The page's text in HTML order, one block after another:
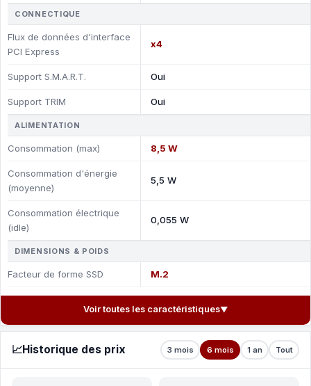
CONNECTIQUE
Flux de données d'interface
PCI Express
x4
Support S.M.A.R.T. Oui
Support TRIM Oui
ALIMENTATION
Consommation (max) 8,5 W
Consommation d'énergie
(moyenne)
5,5 W
Consommation électrique
(idle)
0,055 W
DIMENSIONS & POIDS
Facteur de forme SSD M.2
Voir toutes les caractéristiques▼
📈Historique des prix 3 mois 6 mois 1 an Tout